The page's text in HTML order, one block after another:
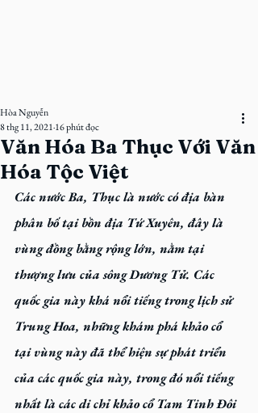
Văn Hóa Ba Thục Với Văn
Hóa Tộc Việt
Hòa Nguyễn
8 thg 11, 2021 16 phút đọc
Các nước Ba, Thục là nước có địa bàn
phân bố tại bồn địa Tứ Xuyên, đây là
vùng đồng bằng rộng lớn, nằm tại
thượng lưu của sông Dương Tử. Các
quốc gia này khá nổi tiếng trong lịch sử
Trung Hoa, những khám phá khảo cổ
tại vùng này đã thể hiện sự phát triển
của các quốc gia này, trong đó nổi tiếng
nhất là các di chỉ khảo cổ Tam Tinh Đôi